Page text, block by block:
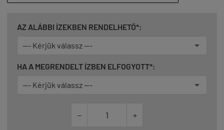
AZ ALÁBBI ÍZEKBEN RENDELHETŐ*:
HA A MEGRENDELT ÍZBEN ELFOGYOTT*:
 